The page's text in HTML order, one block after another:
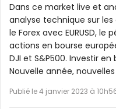
Dans ce market live et
analyse technique sur
le Forex avec EURUSD,
actions en bourse
DJI et S&P500. Investir en
Nouvelle année,
Publié le 4 janvier 2023 à